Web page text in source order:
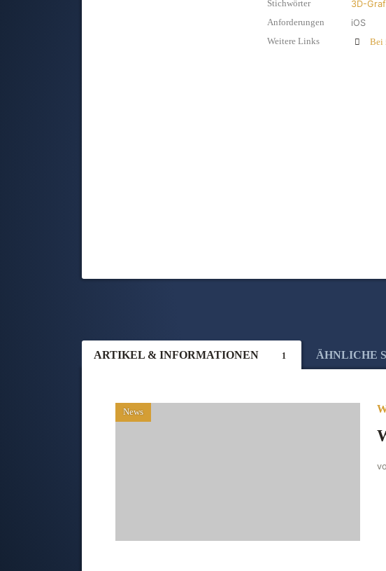
Stichwörter
3D-
Anforderungen iOS
Weitere Links Bei
ARTIKEL & INFORMATIONEN 1 ÄHNLICHE
News